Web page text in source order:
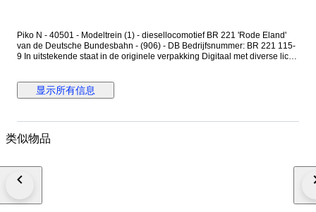
Piko N - 40501 - Modeltrein (1) - diesellocomotief BR 221 'Rode Eland'
van de Deutsche Bundesbahn - (906) - DB Bedrijfsnummer: BR 221 115-
9 In uitstekende staat in de originele verpakking Digitaal met diverse licht
显示所有信息
类似物品